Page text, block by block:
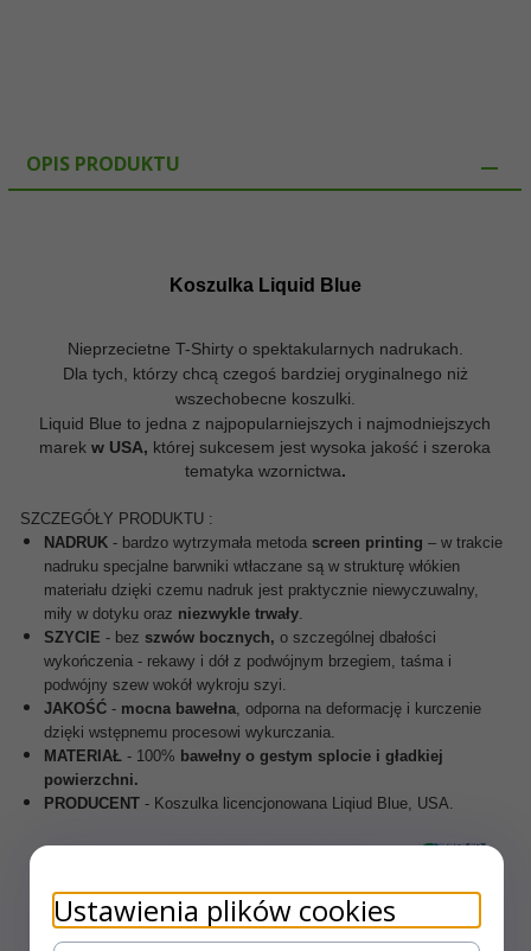
OPIS PRODUKTU
Koszulka Liquid Blue
Nieprzecietne T-Shirty o spektakularnych nadrukach.
Dla tych, którzy chcą czegoś bardziej oryginalnego niż
wszechobecne koszulki.
Liquid Blue to jedna z najpopularniejszych i najmodniejszych
marek w USA, której sukcesem jest wysoka jakość i szeroka
tematyka wzornictwa.
SZCZEGÓŁY PRODUKTU :
NADRUK - bardzo wytrzymała metoda screen printing – w trakcie
nadruku specjalne barwniki wtłaczane są w strukturę włókien
materiału dzięki czemu nadruk jest praktycznie niewyczuwalny,
miły w dotyku oraz niezwykle trwały.
SZYCIE - bez szwów bocznych, o szczególnej dbałości
wykończenia - rekawy i dół z podwójnym brzegiem, taśma i
podwójny szew wokół wykroju szyi.
JAKOŚĆ - mocna bawełna, odporna na deformację i kurczenie
dzięki wstępnemu procesowi wykurczania.
MATERIAŁ - 100% bawełny o gestym splocie i gładkiej
powierzchni.
PRODUCENT - Koszulka licencjonowana Liqiud Blue, USA.
Ustawienia plików cookies